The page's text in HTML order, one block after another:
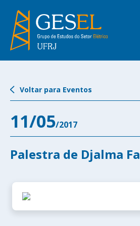
Voltar para Eventos
11/05/2017
Palestra de Djalma